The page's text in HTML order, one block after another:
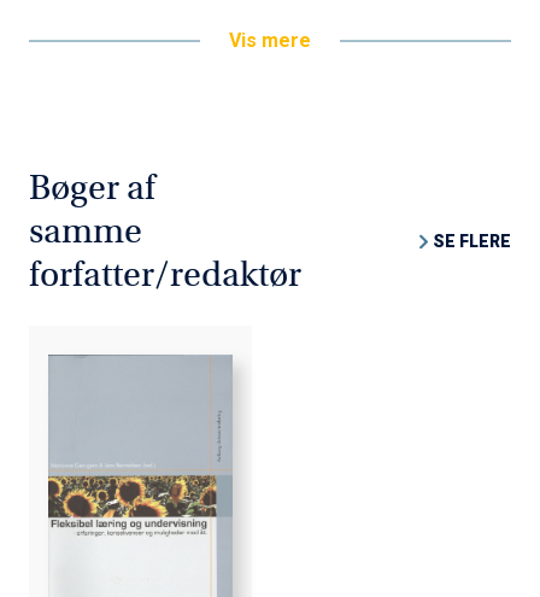
bogens bidrag illustrerer, hvordan pædagogisk og
Vis mere
Bøger af
samme
forfatter/redaktør
SE FLERE